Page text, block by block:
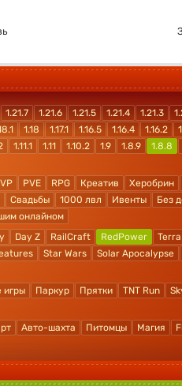
1.21.7 1.21.6 1.21.5 1.21.4 1.21.3
1.18 1.17.1 1.16.5 1.16.4 1.16.2
1.11.1 1.11 1.10.2 1.9 1.8.9 1.8.8
PVE RPG Креатив Херобрин
Свадьбы 1000 лвл Ивенты Без
онлайном
Day Z RailCraft RedPower
Star Wars Solar Apocalypse
игры Паркур Прятки TNT Run
Авто-шахта Питомцы Магия